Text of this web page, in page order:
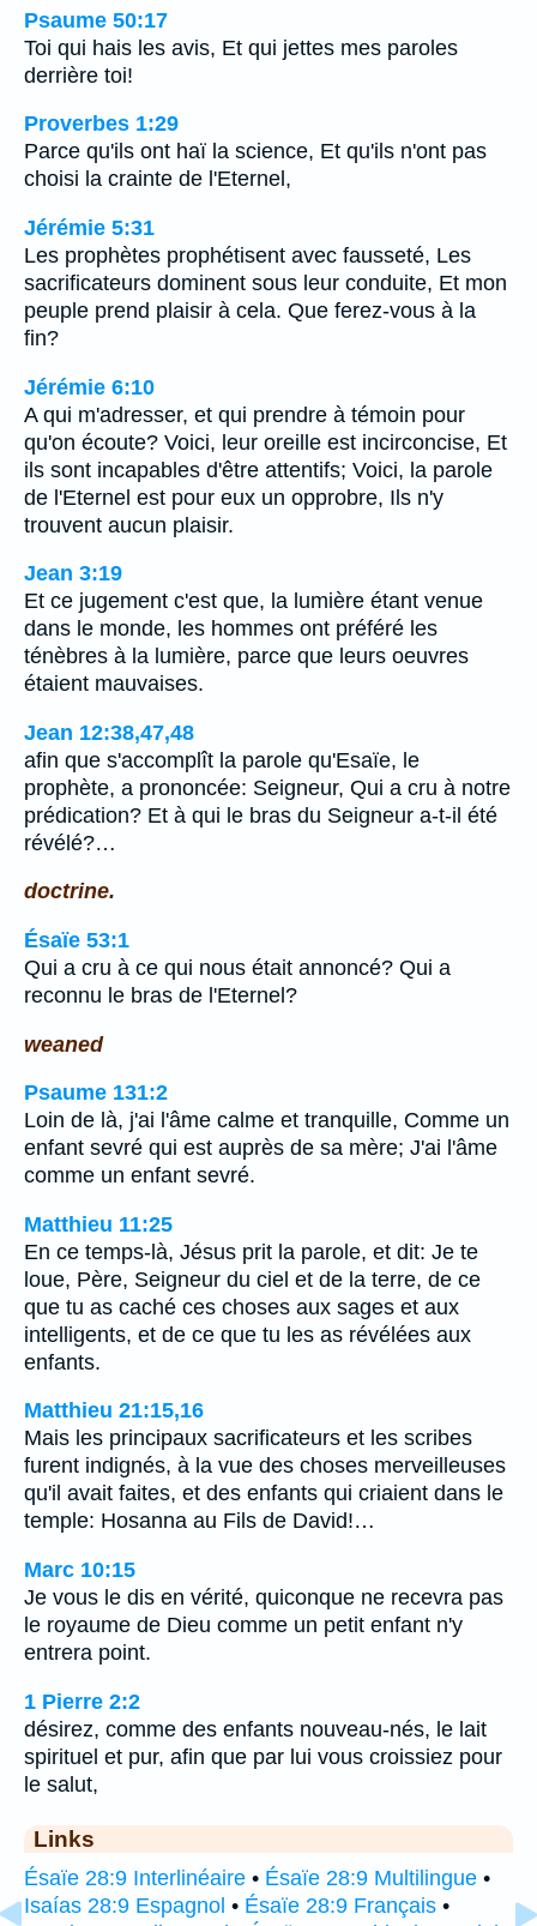
Psaume 50:17
Toi qui hais les avis, Et qui jettes mes paroles
derrière toi!
Proverbes 1:29
Parce qu'ils ont haï la science, Et qu'ils n'ont pas
choisi la crainte de l'Eternel,
Jérémie 5:31
Les prophètes prophétisent avec fausseté, Les
sacrificateurs dominent sous leur conduite, Et mon
peuple prend plaisir à cela. Que ferez-vous à la
fin?
Jérémie 6:10
A qui m'adresser, et qui prendre à témoin pour
qu'on écoute? Voici, leur oreille est incirconcise, Et
ils sont incapables d'être attentifs; Voici, la parole
de l'Eternel est pour eux un opprobre, Ils n'y
trouvent aucun plaisir.
Jean 3:19
Et ce jugement c'est que, la lumière étant venue
dans le monde, les hommes ont préféré les
ténèbres à la lumière, parce que leurs oeuvres
étaient mauvaises.
Jean 12:38,47,48
afin que s'accomplît la parole qu'Esaïe, le
prophète, a prononcée: Seigneur, Qui a cru à notre
prédication? Et à qui le bras du Seigneur a-t-il été
révélé?…
doctrine.
Ésaïe 53:1
Qui a cru à ce qui nous était annoncé? Qui a
reconnu le bras de l'Eternel?
weaned
Psaume 131:2
Loin de là, j'ai l'âme calme et tranquille, Comme un
enfant sevré qui est auprès de sa mère; J'ai l'âme
comme un enfant sevré.
Matthieu 11:25
En ce temps-là, Jésus prit la parole, et dit: Je te
loue, Père, Seigneur du ciel et de la terre, de ce
que tu as caché ces choses aux sages et aux
intelligents, et de ce que tu les as révélées aux
enfants.
Matthieu 21:15,16
Mais les principaux sacrificateurs et les scribes
furent indignés, à la vue des choses merveilleuses
qu'il avait faites, et des enfants qui criaient dans le
temple: Hosanna au Fils de David!…
Marc 10:15
Je vous le dis en vérité, quiconque ne recevra pas
le royaume de Dieu comme un petit enfant n'y
entrera point.
1 Pierre 2:2
désirez, comme des enfants nouveau-nés, le lait
spirituel et pur, afin que par lui vous croissiez pour
le salut,
Links
Ésaïe 28:9 Interlinéaire • Ésaïe 28:9 Multilingue •
Isaías 28:9 Espagnol • Ésaïe 28:9 Français •